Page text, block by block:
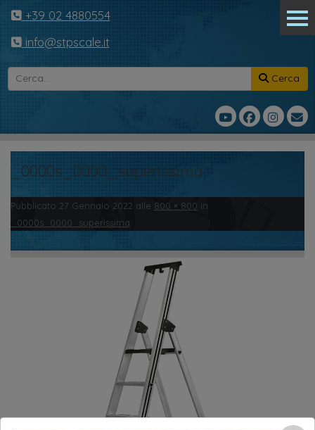
+39 02 4880554
info@stpscale.it
Cerca
_0000s_0000_superissima
Pubblicato 27 Gennaio 2022 alle 800 × 800 in
_0000s_0000_superissima